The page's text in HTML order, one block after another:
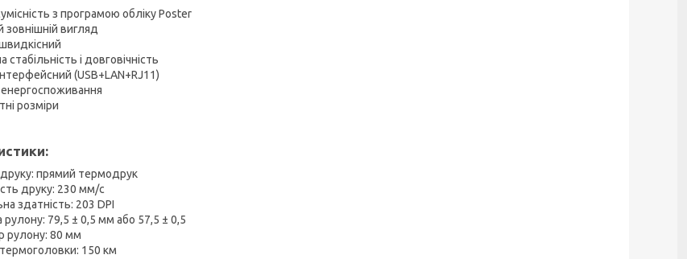
з програмою обліку Poster
вигляд
стабільність і довговічність
(USB+LAN+RJ11)
розміри
прямий термодрук
друку: 230 мм/с
здатність: 203 DPI
79,5 ± 0,5 мм або 57,5 ± 0,5
рулону: 80 мм
150 км